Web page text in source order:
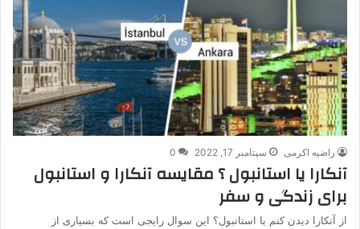
راضیه اکرمی سپتامبر 17, 2022 0
آنکارا یا استانبول ؟ مقایسه آنکارا و استانبول
برای زندگی و سفر
از آنکارا دیدن کنم یا استانبول؟ این سوال رایجی است که بسیاری از